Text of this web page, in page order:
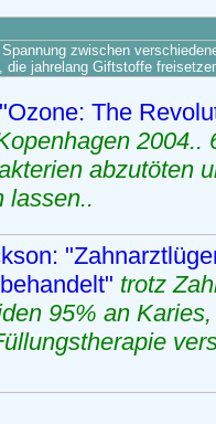
zwischen
die jahrelang Giftstoffe
The
2004..
abzutöten
lassen..
trotz
95% an